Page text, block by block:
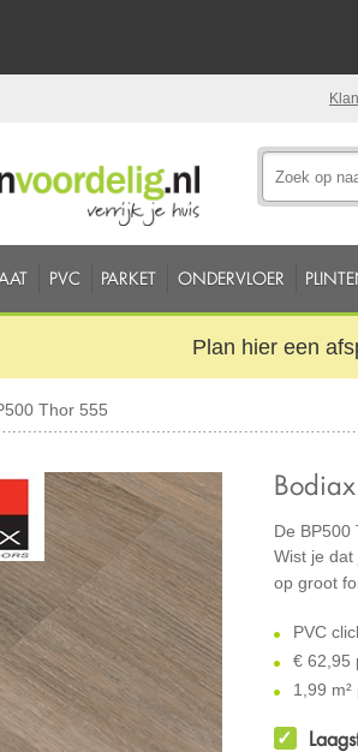
PVC PARKET ONDERVLOER
Plan hier een
Thor 555
De BP500
Wist je
op groot
PVC
€ 62,95
1,99